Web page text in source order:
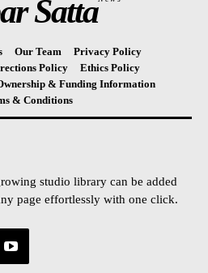
Satta
Our Team
Privacy Policy
Policy
Ethics Policy
& Funding Information
& Conditions
studio library can be added
page effortlessly with one click.